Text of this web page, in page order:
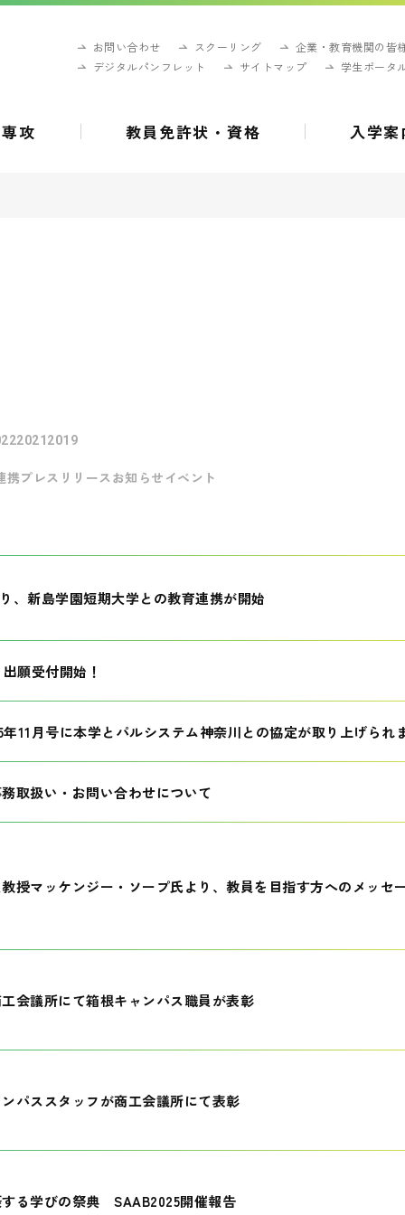
お問い合わせ スクーリング
企業・教育機関の皆
デジタルパンフレット
サイトマップ 学生ポータ
攻 教員免許状・資格 入学案
2021 2019
携プレスリリース お知らせ イベント
、新島学園短期大学との教育連携が開始
願受付開始！
11月号に本学とパルシステム神奈川との協定が取り上げられ
取扱い・お問い合わせについて
授マッケンジー・ソープ氏より、教員を目指す方へのメッセ
会議所にて箱根キャンパス職員が表彰
パススタッフが商工会議所にて表彰
る学びの祭典 SAAB2025開催報告